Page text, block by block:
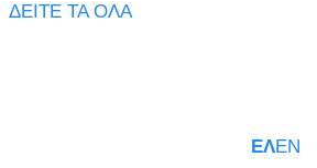
ΔΕΙΤΕ ΤΑ ΟΛΑ
ΕΛEN